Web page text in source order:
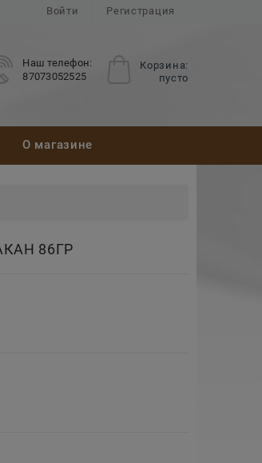
Войти Регистрация
Корзина:
пусто
Наш телефон:
87073052525
О магазине
86ГР